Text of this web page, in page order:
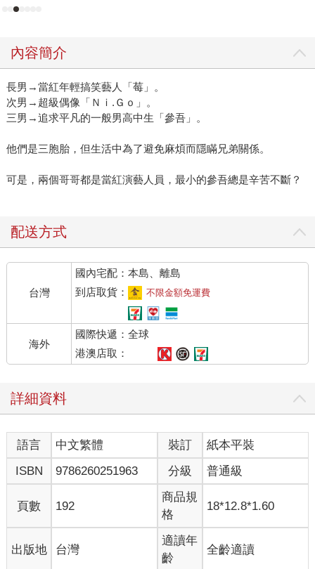
內容簡介
長男→當紅年輕搞笑藝人「莓」。
次男→超級偶像「Ｎｉ.Ｇｏ」。
三男→追求平凡的一般男高中生「參吾」。
他們是三胞胎，但生活中為了避免麻煩而隱瞞兄弟關係。
可是，兩個哥哥都是當紅演藝人員，最小的參吾總是辛苦不斷？
配送方式
台灣
國內宅配：本島、離島
到店取貨：
不限金額免運費
海外
國際快遞：全球
港澳店取：
詳細資料
語言 中文繁體 裝訂
紙本平裝
ISBN
9786260251963 分級 普通級
頁數 192
商品規
格
18*12.8*1.60
出版地 台灣
適讀年
齡
全齡適讀